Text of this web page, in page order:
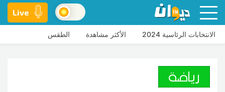
Live
الانتخابات الرئاسية 2024 الأكثر مشاهدة الطقس
رياضة